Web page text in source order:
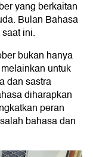
yang berkaitan
Bulan Bahasa
ini.
bukan hanya
untuk
dan sastra
diharapkan
peran
bahasa dan